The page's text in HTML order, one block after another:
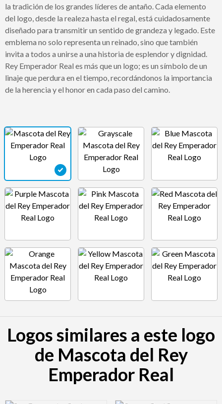
la tradición de los grandes líderes de antaño. Cada elemento
del logo, desde la realeza hasta el regal, está cuidadosamente
diseñado para transmitir un sentido de grandeza y legado. Este
emblema no solo representa un reinado, sino que también
invita a todos a unirse a una historia de esplendor y dignidad.
Rey Emperador Real es más que un logo; es un símbolo de un
linaje que perdura en el tiempo, recordándonos la importancia
de la herencia y el honor en cada paso del camino.
Logos similares a este logo
de Mascota del Rey
Emperador Real